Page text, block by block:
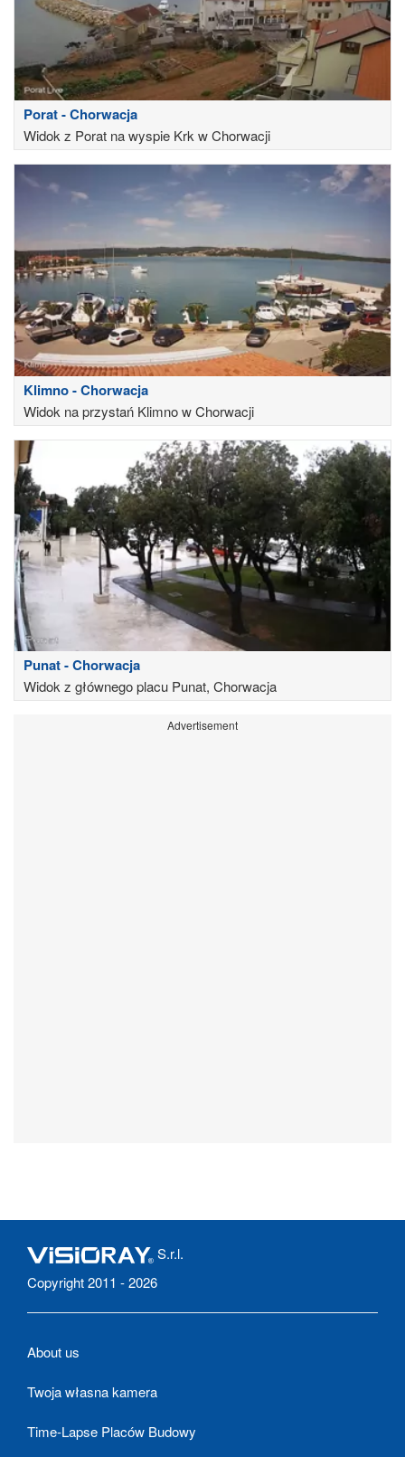
Porat - Chorwacja
Widok z Porat na wyspie Krk w Chorwacji
Klimno - Chorwacja
Widok na przystań Klimno w Chorwacji
Punat - Chorwacja
Widok z głównego placu Punat, Chorwacja
Advertisement
S.r.l.
Copyright 2011 - 2026
About us
Twoja własna kamera
Time-Lapse Placów Budowy